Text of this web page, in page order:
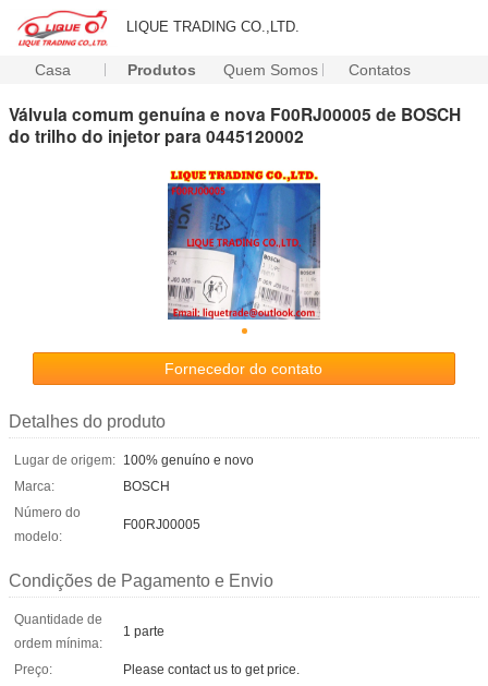
LIQUE TRADING CO.,LTD.
Casa Produtos Quem Somos Contatos
Válvula comum genuína e nova F00RJ00005 de BOSCH
do trilho do injetor para 0445120002
Fornecedor do contato
Detalhes do produto
Lugar de origem: 100% genuíno e novo
Marca:
BOSCH
Número do
modelo:
F00RJ00005
Condições de Pagamento e Envio
Quantidade de
ordem mínima:
1 parte
Preço:
Please contact us to get price.